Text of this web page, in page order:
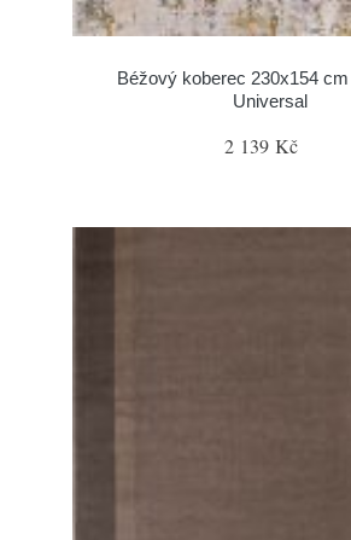
Béžový koberec 230x154
Universal
2 139 Kč